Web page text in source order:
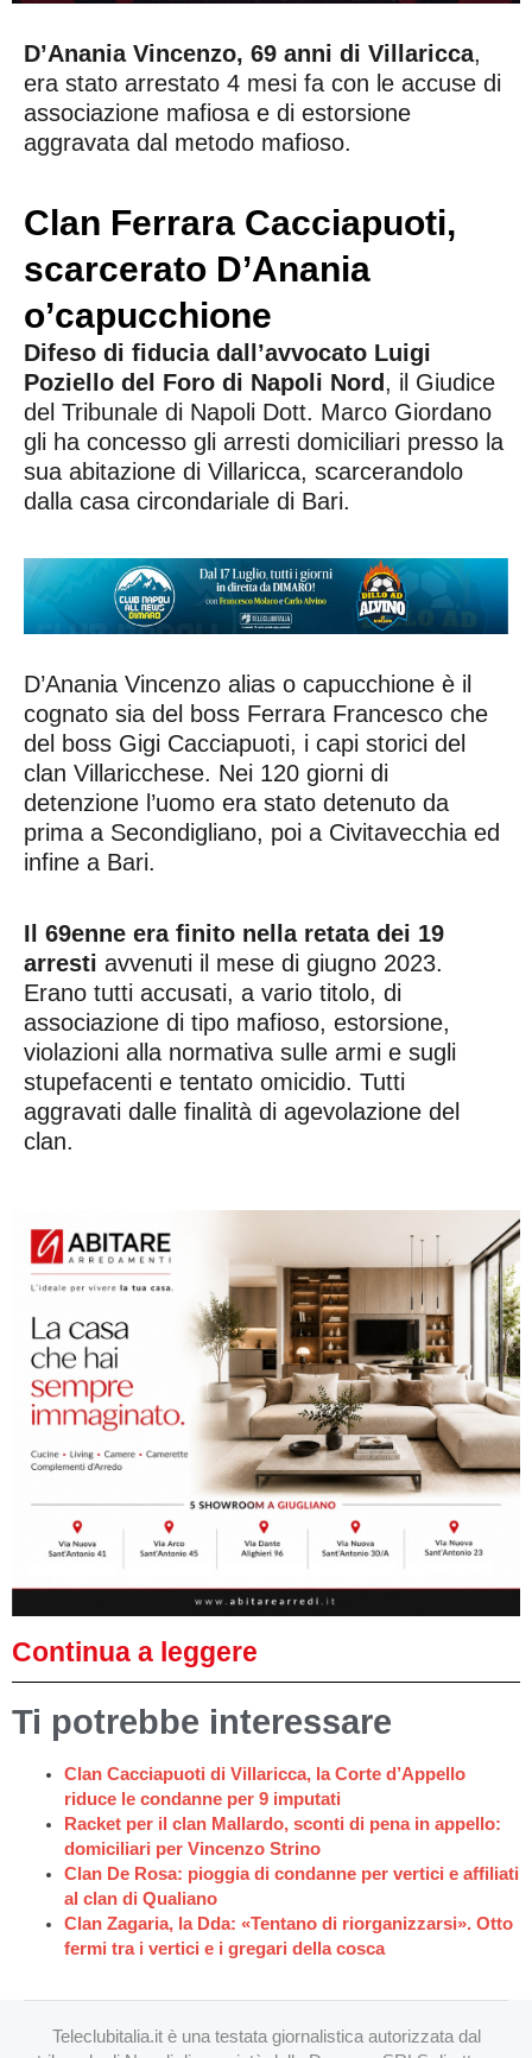
D’Anania Vincenzo, 69 anni di Villaricca,
era stato arrestato 4 mesi fa con le accuse di
associazione mafiosa e di estorsione
aggravata dal metodo mafioso.
Clan Ferrara Cacciapuoti,
scarcerato D’Anania
o’capucchione
Difeso di fiducia dall’avvocato Luigi
Poziello del Foro di Napoli Nord , il Giudice
del Tribunale di Napoli Dott. Marco Giordano
gli ha concesso gli arresti domiciliari presso la
sua abitazione di Villaricca, scarcerandolo
dalla casa circondariale di Bari.
D’Anania Vincenzo alias o capucchione è il
cognato sia del boss Ferrara Francesco che
del boss Gigi Cacciapuoti, i capi storici del
clan Villaricchese. Nei 120 giorni di
detenzione l’uomo era stato detenuto da
prima a Secondigliano, poi a Civitavecchia ed
infine a Bari.
Il 69enne era finito nella retata dei 19
arresti avvenuti il mese di giugno 2023.
Erano tutti accusati, a vario titolo, di
associazione di tipo mafioso, estorsione,
violazioni alla normativa sulle armi e sugli
stupefacenti e tentato omicidio. Tutti
aggravati dalle finalità di agevolazione del
clan.
Continua a leggere
Ti potrebbe interessare
Clan Cacciapuoti di Villaricca, la Corte d’Appello
riduce le condanne per 9 imputati
Racket per il clan Mallardo, sconti di pena in appello:
domiciliari per Vincenzo Strino
Clan De Rosa: pioggia di condanne per vertici e affiliati
al clan di Qualiano
Clan Zagaria, la Dda: «Tentano di riorganizzarsi». Otto
fermi tra i vertici e i gregari della cosca
Teleclubitalia.it è una testata giornalistica autorizzata dal